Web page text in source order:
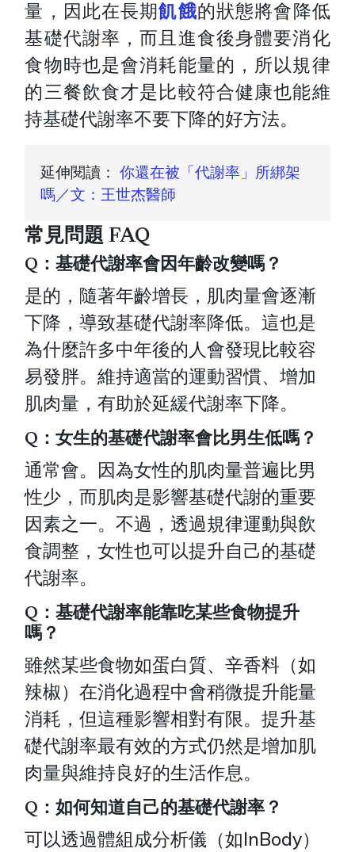
量，因此在長期飢餓的狀態將會降低
基礎代謝率，而且進食後身體要消化
食物時也是會消耗能量的， 所以規律
的三餐飲食才是比較符合健康也能維
持基礎代謝率不要下降的好方法。
延伸閱讀： 你還在被「代謝率」所綁架
嗎／文：王世杰醫師
常見問題 FAQ
Q：基礎代謝率會因年齡改變嗎？
是的，隨著年齡增長，肌肉量會逐漸
下降，導致基礎代謝率降低。這也是
為什麼許多中年後的人會發現比較容
易發胖。維持適當的運動習慣、增加
肌肉量，有助於延緩代謝率下降。
Q：女生的基礎代謝率會比男生低嗎？
通常會。因為女性的肌肉量普遍比男
性少，而肌肉是影響基礎代謝的重要
因素之一。不過，透過規律運動與飲
食調整，女性也可以提升自己的基礎
代謝率。
Q：基礎代謝率能靠吃某些食物提升
嗎？
雖然某些食物如蛋白質、辛香料（如
辣椒）在消化過程中會稍微提升能量
消耗，但這種影響相對有限。提升基
礎代謝率最有效的方式仍然是增加肌
肉量與維持良好的生活作息。
Q：如何知道自己的基礎代謝率？
可以透過體組成分析儀（如InBody）